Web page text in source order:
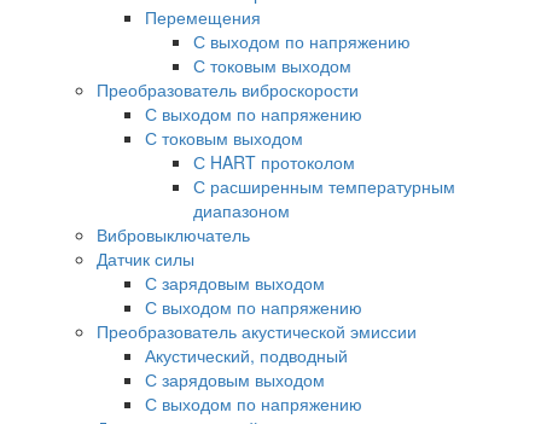
Перемещения
С выходом по напряжению
С токовым выходом
Преобразователь виброскорости
С выходом по напряжению
С токовым выходом
С HART протоколом
С расширенным температурным
диапазоном
Вибровыключатель
Датчик силы
С зарядовым выходом
С выходом по напряжению
Преобразователь акустической эмиссии
Акустический, подводный
С зарядовым выходом
С выходом по напряжению